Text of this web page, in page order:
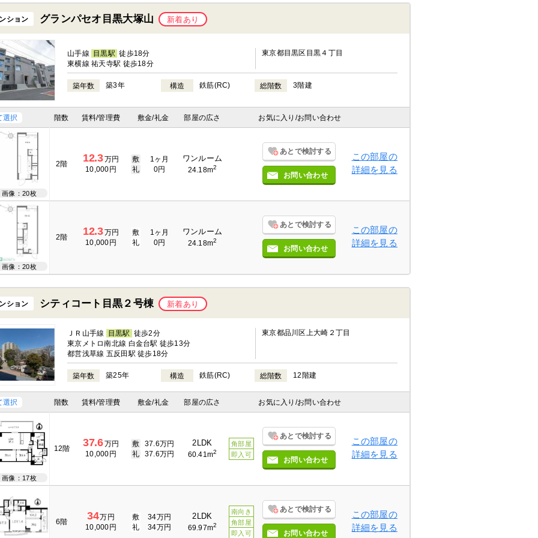
ション グランパセオ目黒大塚山 新着あり
山手線 目黒駅 徒歩18分
東横線 祐天寺駅 徒歩18分
東京都目黒区目黒４丁目
築年数 築3年 構造 鉄筋(RC) 総階数 3階建
選択 階数 賃料/管理費 敷金/礼金 部屋の広さ お気に入り /お問い合わせ
画像：20枚
2階 12.3万円
10,000円
敷
1ヶ月
礼
0円
ワンルーム
24.18m2
あとで検討する
お問い合わせ
この部屋の
詳細を見る
画像：20枚
2階 12.3万円
10,000円
敷
1ヶ月
礼
0円
ワンルーム
24.18m2
あとで検討する
お問い合わせ
この部屋の
詳細を見る
ション シティコート目黒２号棟 新着あり
ＪＲ山手線 目黒駅 徒歩2分
東京メトロ南北線 白金台駅 徒歩13分
都営浅草線 五反田駅 徒歩18分
東京都品川区上大崎２丁目
築年数 築25年 構造 鉄筋(RC) 総階数 12階建
選択 階数 賃料/管理費 敷金/礼金 部屋の広さ お気に入り /お問い合わせ
画像：17枚
12階 37.6万円
10,000円
敷
37.6万円
礼
37.6万円
2LDK
60.41m2
角部屋
即入可
あとで検討する
お問い合わせ
この部屋の
詳細を見る
6階 34万円
10,000円
敷
34万円
礼
34万円
2LDK
69.97m2
南向き
角部屋
即入可
あとで検討する
お問い合わせ
この部屋の
詳細を見る